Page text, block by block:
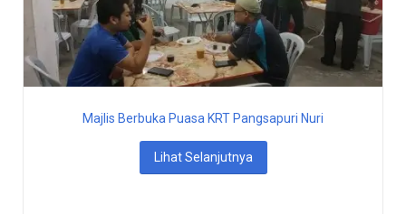
Majlis Berbuka Puasa KRT Pangsapuri Nuri
Lihat Selanjutnya